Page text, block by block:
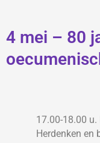
4 mei – 80
17.00-18.00
Herdenken en